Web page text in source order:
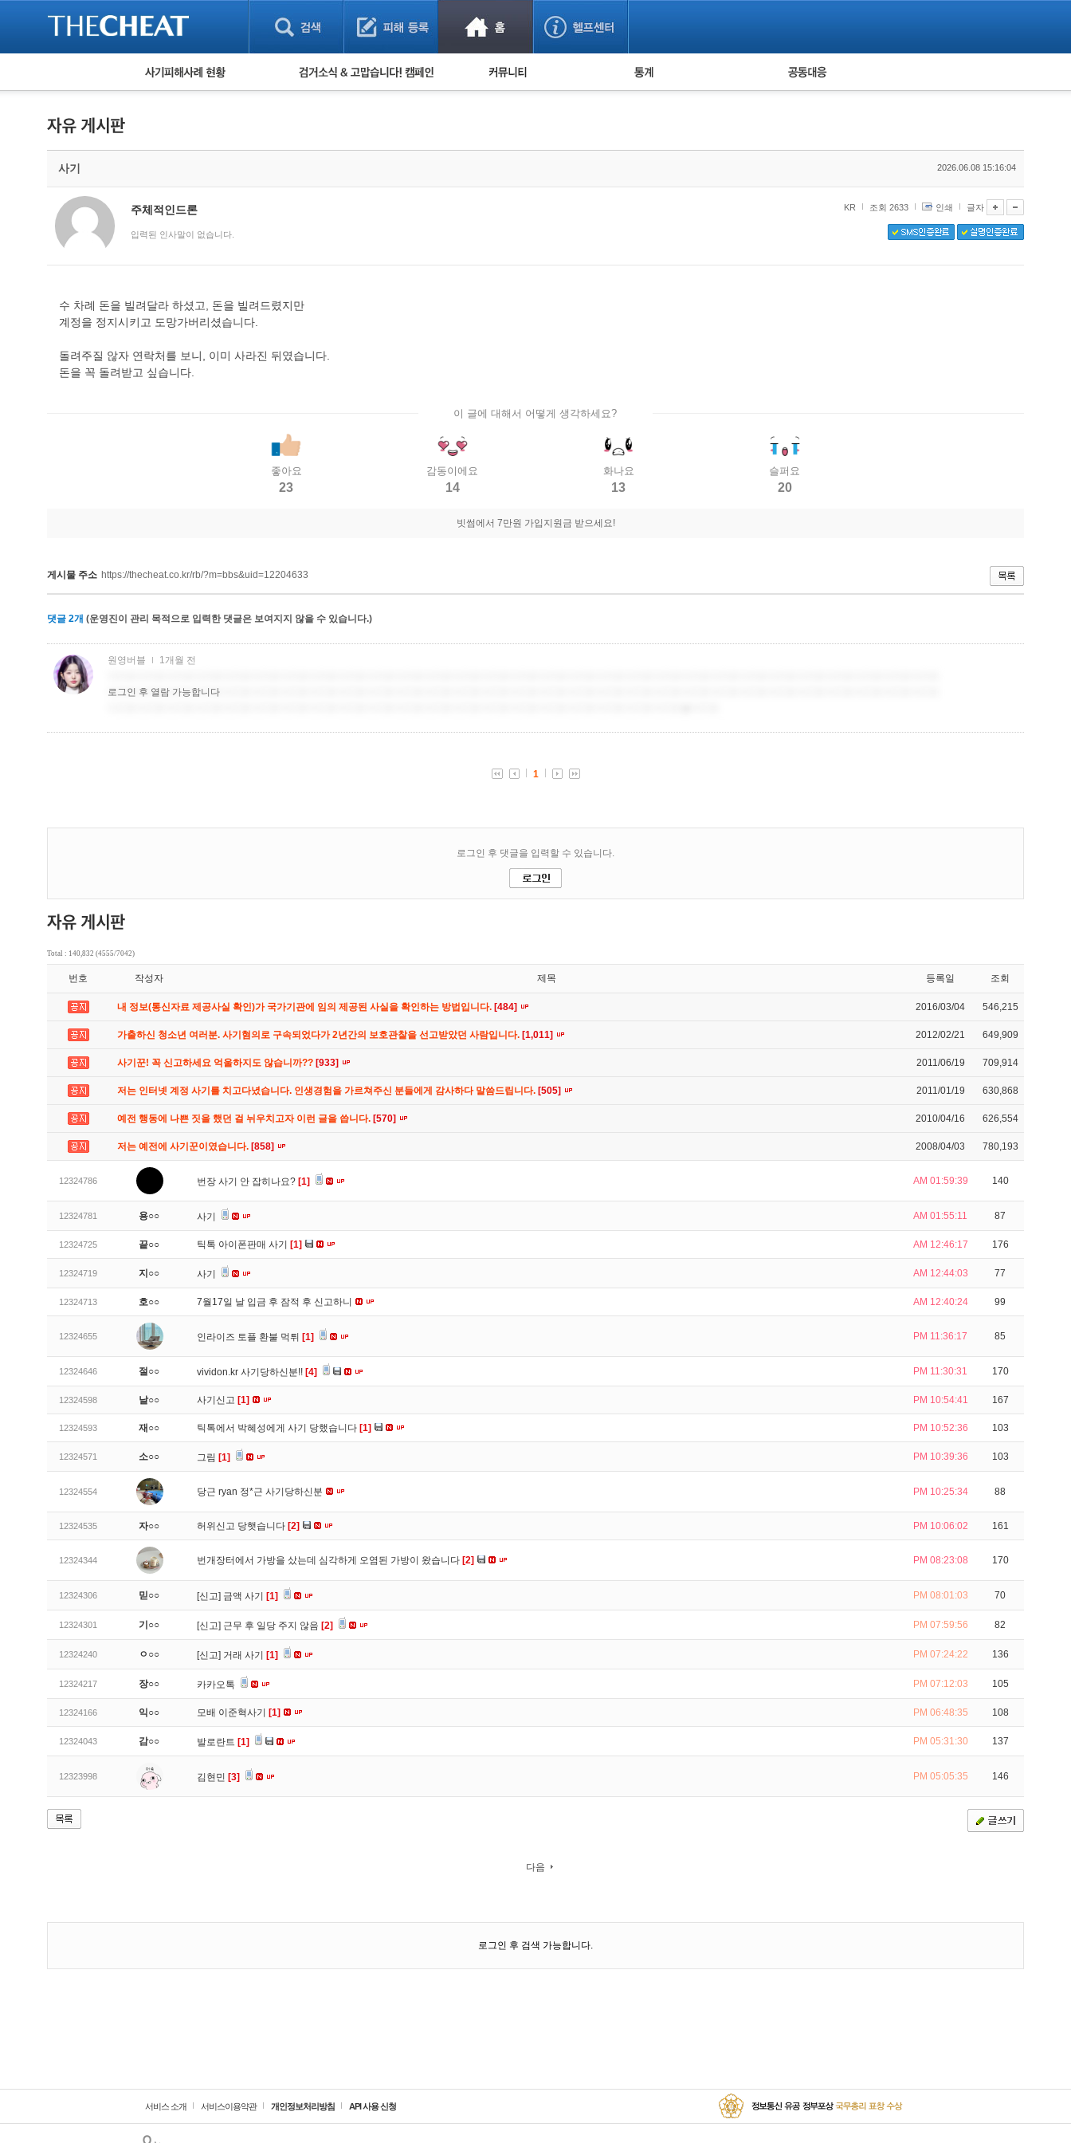
피해사례 현황
유해사이트 목록
비공개 피해사례
워킹홀리데이 피해사례
검거 소식 사기 예방했어요! 누적 피해사례 통계 피해자 공동대응
사기 2026.06.08 15:16:04
주체적인드론
입력된 인사말이 없습니다.
KR 조회 2633 인쇄 글자
수 차례 돈을 빌려달라 하셨고, 돈을 빌려드렸지만
계정을 정지시키고 도망가버리셨습니다.
돌려주질 않자 연락처를 보니, 이미 사라진 뒤였습니다.
돈을 꼭 돌려받고 싶습니다.
이 글에 대해서 어떻게 생각하세요?
좋아요
23
감동이에요
14
화나요
13
슬퍼요
20
빗썸에서 7만원 가입지원금 받으세요!
게시물 주소 https://thecheat.co.kr/rb/?m=bbs&uid=12204633
댓글 2개 (운영진이 관리 목적으로 입력한 댓글은 보여지지 않을 수 있습니다.)
Total : 140,832 (4555/7042)
번호 작성자 제목 등록일 조회
내 정보(통신자료 제공사실 확인)가 국가기관에 임의 제공된 사실을 확인하는 방법입니다. [484] 2016/03/04 546,215
가출하신 청소년 여러분. 사기혐의로 구속되었다가 2년간의 보호관찰을 선고받았던 사람입니다. [1,011] 2012/02/21 649,909
사기꾼! 꼭 신고하세요 억울하지도 않습니까?? [933] 2011/06/19 709,914
저는 인터넷 계정 사기를 치고다녔습니다. 인생경험을 가르쳐주신 분들에게 감사하다 말씀드립니다. [505] 2011/01/19 630,868
예전 행동에 나쁜 짓을 했던 걸 뉘우치고자 이런 글을 씁니다. [570] 2010/04/16 626,554
저는 예전에 사기꾼이였습니다. [858] 2008/04/03 780,193
12324786 번장 사기 안 잡히나요? [1] AM 01:59:39 140
12324781 용○○ 사기 AM 01:55:11 87
12324725 끝○○ 틱톡 아이폰판매 사기 [1] AM 12:46:17 176
12324719 지○○ 사기 AM 12:44:03 77
12324713 호○○ 7월17일 날 입금 후 잠적 후 신고하니 AM 12:40:24 99
12324655 인라이즈 토플 환불 먹튀 [1] PM 11:36:17 85
12324646 절○○ vividon.kr 사기당하신분!! [4] PM 11:30:31 170
12324598 날○○ 사기신고 [1] PM 10:54:41 167
12324593 재○○ 틱톡에서 박혜성에게 사기 당했습니다 [1] PM 10:52:36 103
12324571 소○○ 그림 [1] PM 10:39:36 103
12324554 당근 ryan 정*근 사기당하신분 PM 10:25:34 88
12324535 자○○ 허위신고 당햇습니다 [2] PM 10:06:02 161
12324344 번개장터에서 가방을 샀는데 심각하게 오염된 가방이 왔습니다 [2] PM 08:23:08 170
12324306 믿○○ [신고] 금액 사기 [1] PM 08:01:03 70
12324301 기○○ [신고] 근무 후 일당 주지 않음 [2] PM 07:59:56 82
12324240 ㅇ○○ [신고] 거래 사기 [1] PM 07:24:22 136
12324217 장○○ 카카오톡 PM 07:12:03 105
12324166 익○○ 모배 이준혁사기 [1] PM 06:48:35 108
12324043 감○○ 발로란트 [1] PM 05:31:30 137
12323998 김현민 [3] PM 05:05:35 146
다음
로그인 후 검색 가능합니다.
서비스 소개 서비스이용약관 개인정보처리방침 API 사용 신청